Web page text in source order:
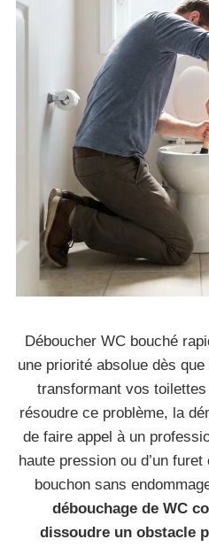
Déboucher WC bouché
une priorité absolue dès que
transformant vos
résoudre ce problème, la
de faire appel à un
haute pression ou d’un
bouchon sans
débouchage de WC
dissoudre un obstacle